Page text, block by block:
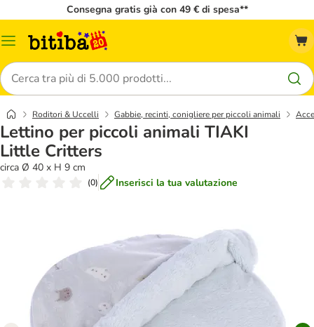
Consegna gratis già con 49 € di spesa**
Overview
Cerca
Roditori & Uccelli Gabbie, recinti, conigliere per piccoli animali
Lettino per piccoli animali TIAKI
Little Critters
circa Ø 40 x H 9 cm
(0) Inserisci la tua valutazione